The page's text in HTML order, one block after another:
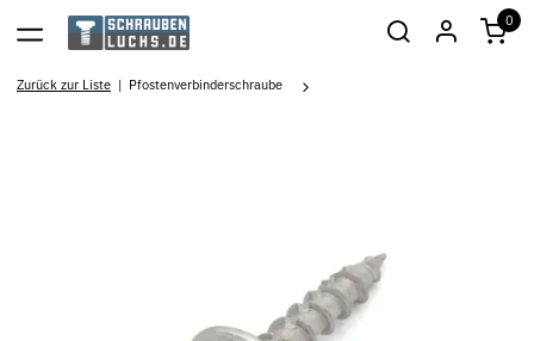
0
Zurück zur Liste Pfostenverbinderschraube